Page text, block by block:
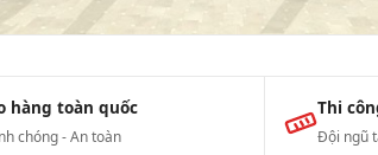
hàng toàn quốc
chóng - An toàn
Thi
Đội ngũ